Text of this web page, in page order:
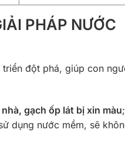
PHÁP NƯỚC
đột phá, giúp con
gạch ốp lát bị xỉn màu
dụng nước mềm, sẽ